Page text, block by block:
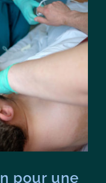
pour une